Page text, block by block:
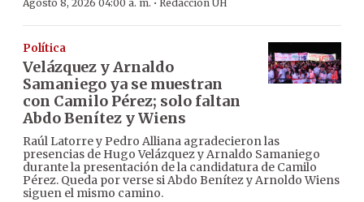
Agosto 8, 2026 04:00 a. m. · Redacción ÚH
Política
Velázquez y Arnaldo
Samaniego ya se muestran
con Camilo Pérez; solo faltan
Abdo Benítez y Wiens
Raúl Latorre y Pedro Alliana agradecieron las
presencias de Hugo Velázquez y Arnaldo Samaniego
durante la presentación de la candidatura de Camilo
Pérez. Queda por verse si Abdo Benítez y Arnoldo Wiens
siguen el mismo camino.